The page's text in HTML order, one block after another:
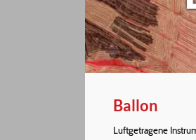
Ballon
Luftgetragene